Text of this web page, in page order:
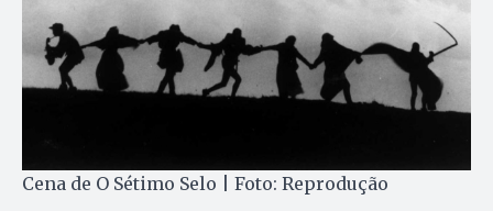
Cena de O Sétimo Selo | Foto: Reprodução